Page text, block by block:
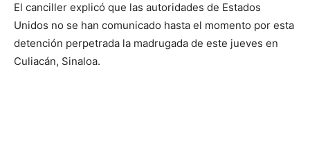
El canciller explicó que las autoridades de Estados
Unidos no se han comunicado hasta el momento por esta
detención perpetrada la madrugada de este jueves en
Culiacán, Sinaloa.